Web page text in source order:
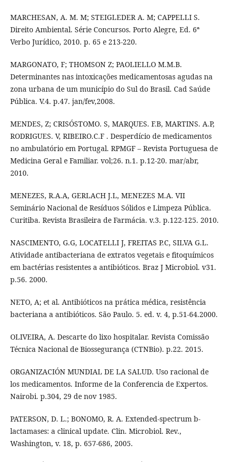
MARCHESAN, A. M. M; STEIGLEDER A. M; CAPPELLI S.
Direito Ambiental. Série Concursos. Porto Alegre, Ed. 6ª
Verbo Jurídico, 2010. p. 65 e 213-220.
MARGONATO, F; THOMSON Z; PAOLIELLO M.M.B.
Determinantes nas intoxicações medicamentosas agudas na
zona urbana de um município do Sul do Brasil. Cad Saúde
Pública. V.4. p.47. jan/fev,2008.
MENDES, Z; CRISÓSTOMO. S, MARQUES. F.B, MARTINS. A.P,
RODRIGUES. V, RIBEIRO.C.F . Desperdício de medicamentos
no ambulatório em Portugal. RPMGF – Revista Portuguesa de
Medicina Geral e Familiar. vol;26. n.1. p.12-20. mar/abr,
2010.
MENEZES, R.A.A, GERLACH J.L, MENEZES M.A. VII
Seminário Nacional de Resíduos Sólidos e Limpeza Pública.
Curitiba. Revista Brasileira de Farmácia. v.3. p.122-125. 2010.
NASCIMENTO, G.G, LOCATELLI J, FREITAS P.C, SILVA G.L.
Atividade antibacteriana de extratos vegetais e fitoquímicos
em bactérias resistentes a antibióticos. Braz J Microbiol. v31.
p.56. 2000.
NETO, A; et al. Antibióticos na prática médica, resistência
bacteriana a antibióticos. São Paulo. 5. ed. v. 4, p.51-64.2000.
OLIVEIRA, A. Descarte do lixo hospitalar. Revista Comissão
Técnica Nacional de Biossegurança (CTNBio). p.22. 2015.
ORGANIZACIÓN MUNDIAL DE LA SALUD. Uso racional de
los medicamentos. Informe de la Conferencia de Expertos.
Nairobi. p.304, 29 de nov 1985.
PATERSON, D. L.; BONOMO, R. A. Extended-spectrum b-
lactamases: a clinical update. Clin. Microbiol. Rev.,
Washington, v. 18, p. 657-686, 2005.